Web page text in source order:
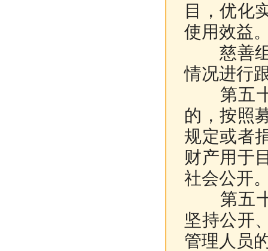
目，优化
使用效益
慈善组
情况进行
第五十
的，按照
规定或者
财产用于
社会公开
第五十
坚持公开
管理人员